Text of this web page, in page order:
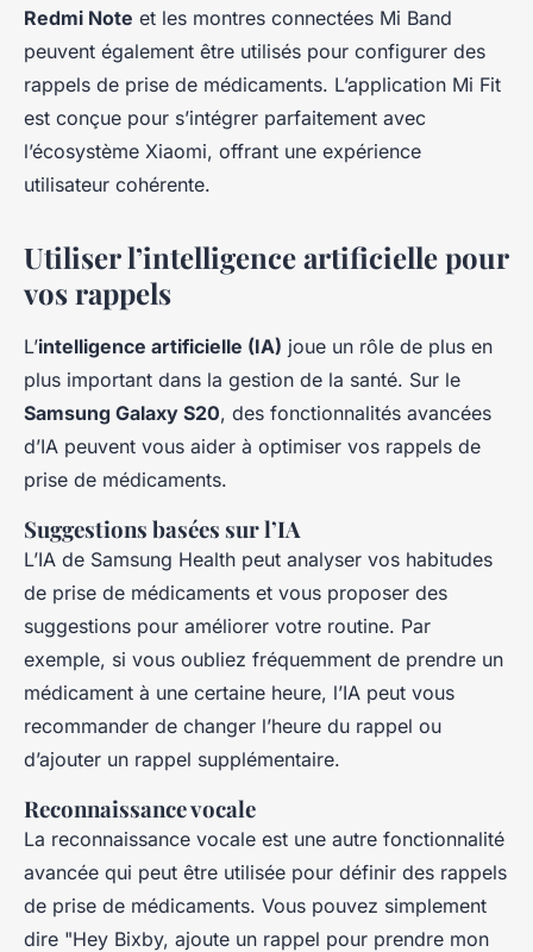
Redmi Note et les montres connectées Mi Band
peuvent également être utilisés pour configurer des
rappels de prise de médicaments. L’application Mi Fit
est conçue pour s’intégrer parfaitement avec
l’écosystème Xiaomi, offrant une expérience
utilisateur cohérente.
Utiliser l’intelligence artificielle pour
vos rappels
L’intelligence artificielle (IA) joue un rôle de plus en
plus important dans la gestion de la santé. Sur le
Samsung Galaxy S20, des fonctionnalités avancées
d’IA peuvent vous aider à optimiser vos rappels de
prise de médicaments.
Suggestions basées sur l’IA
L’IA de Samsung Health peut analyser vos habitudes
de prise de médicaments et vous proposer des
suggestions pour améliorer votre routine. Par
exemple, si vous oubliez fréquemment de prendre un
médicament à une certaine heure, l’IA peut vous
recommander de changer l’heure du rappel ou
d’ajouter un rappel supplémentaire.
Reconnaissance vocale
La reconnaissance vocale est une autre fonctionnalité
avancée qui peut être utilisée pour définir des rappels
de prise de médicaments. Vous pouvez simplement
dire "Hey Bixby, ajoute un rappel pour prendre mon